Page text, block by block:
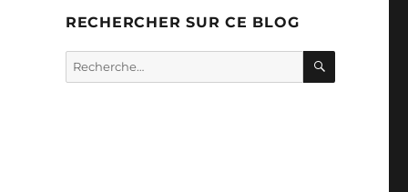
RECHERCHER SUR CE BLOG
Recherche
pour :